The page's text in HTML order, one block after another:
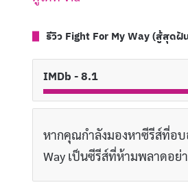
รีวิว Fight For My Way (สู้สุดฝั
IMDb - 8.1
หากคุณกำลังมองหาซีรีส์ที่อบ
Way เป็นซีรีส์ที่ห้ามพลาดอย่